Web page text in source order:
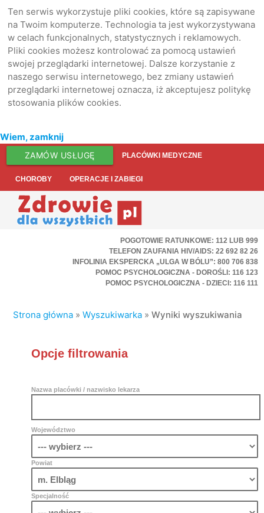
Ten serwis wykorzystuje pliki cookies, które są zapisywane
na Twoim komputerze. Technologia ta jest wykorzystywana
w celach funkcjonalnych, statystycznych i reklamowych.
Pliki cookies możesz kontrolować za pomocą ustawień
swojej przeglądarki internetowej. Dalsze korzystanie z
naszego serwisu internetowego, bez zmiany ustawień
przeglądarki internetowej oznacza, iż akceptujesz politykę
stosowania plików cookies.
Wiem, zamknij
ZAMÓW USŁUGĘ PLACÓWKI MEDYCZNE
CHOROBY OPERACJE I ZABIEGI
POGOTOWIE RATUNKOWE: 112 LUB 999
TELEFON ZAUFANIA HIV/AIDS: 22 692 82 26
INFOLINIA EKSPERCKA „ULGA W BÓLU”: 800 706 838
POMOC PSYCHOLOGICZNA - DOROŚLI: 116 123
POMOC PSYCHOLOGICZNA - DZIECI: 116 111
Strona główna »Wyszukiwarka »Wyniki wyszukiwania
Opcje filtrowania
Nazwa placówki / nazwisko lekarza
Województwo
Powiat
Specjalność